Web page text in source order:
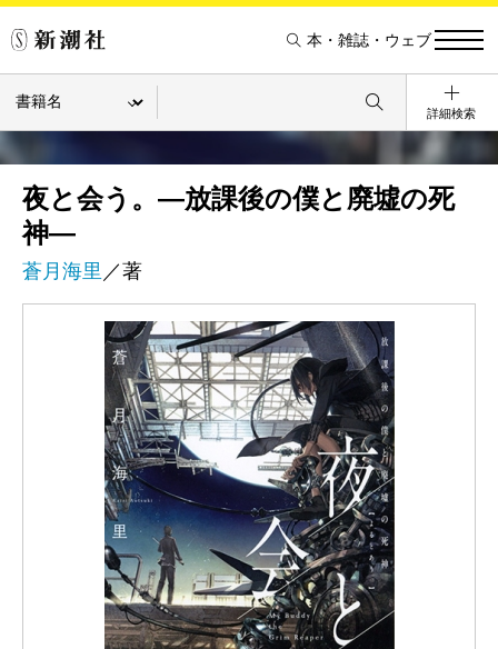
本・雑誌・ウェブ
詳細検索
夜と会う。―放課後の僕と廃墟の死
神―
蒼月海里 ／著